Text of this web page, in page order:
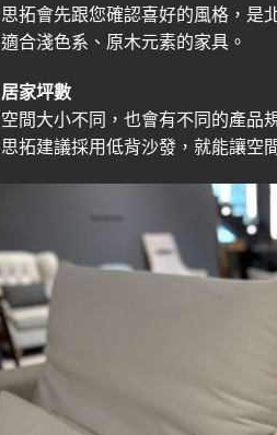
思拓會先跟您確認喜好的風格，是
適合淺色系、原木元素的家具。
居家坪數
空間大小不同，也會有不同的產品
思拓建議採用低背沙發，就能讓空